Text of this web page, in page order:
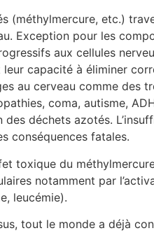
(méthylmercure, etc.)
Exception pour les
aux cellules
capacité à éliminer
au cerveau comme
coma, autisme,
déchets azotés.
conséquences fatales.
toxique du
notamment par
leucémie).
tout le monde a déjà